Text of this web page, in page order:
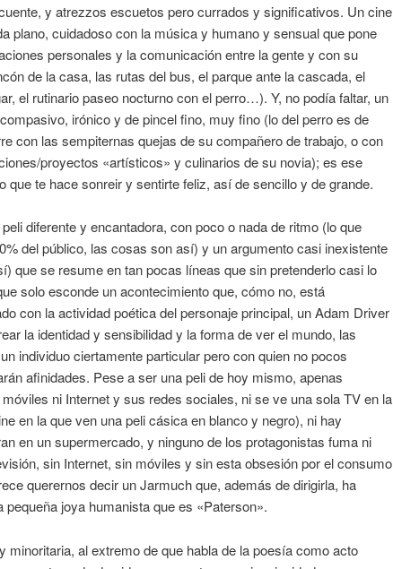
y atrezzos escuetos pero currados y significativos. Un cine
plano, cuidadoso con la música y humano y sensual que pone
personales y la comunicación entre la gente y con su
de la casa, las rutas del bus, el parque ante la cascada, el
el rutinario paseo nocturno con el perro…). Y, no podía faltar, un
irónico y de pincel fino, muy fino (lo del perro es de
con las sempiternas quejas de su compañero de trabajo, o con
proyectos «artísticos» y culinarios de su novia); es ese
que te hace sonreir y sentirte feliz, así de sencillo y de grande.
diferente y encantadora, con poco o nada de ritmo (lo que
del público, las cosas son así) y un argumento casi inexistente
que se resume en tan pocas líneas que sin pretenderlo casi lo
solo esconde un acontecimiento que, cómo no, está
con la actividad poética del personaje principal, un Adam Driver
la identidad y sensibilidad y la forma de ver el mundo, las
individuo ciertamente particular pero con quien no pocos
afinidades. Pese a ser una peli de hoy mismo, apenas
ni Internet y sus redes sociales, ni se ve una sola TV en la
en la que ven una peli cásica en blanco y negro), ni hay
en un supermercado, y ninguno de los protagonistas fuma ni
sin Internet, sin móviles y sin esta obsesión por el consumo
querernos decir un Jarmuch que, además de dirigirla, ha
pequeña joya humanista que es «Paterson».
minoritaria, al extremo de que habla de la poesía como acto